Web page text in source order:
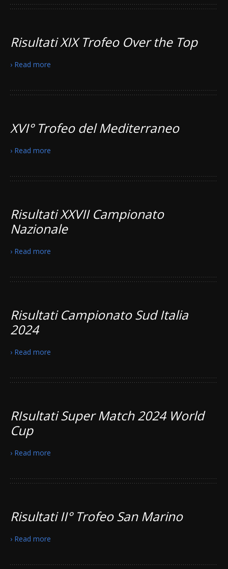
Risultati XIX Trofeo Over the Top
› Read more
XVI° Trofeo del Mediterraneo
› Read more
Risultati XXVII Campionato
Nazionale
› Read more
Risultati Campionato Sud Italia
2024
› Read more
RIsultati Super Match 2024 World
Cup
› Read more
Risultati II° Trofeo San Marino
› Read more